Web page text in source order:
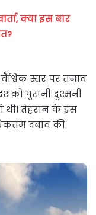
क्या इस बार
स्तर पर तनाव
पुरानी दुश्मनी
थी। तेहरान के इस
दबाव की